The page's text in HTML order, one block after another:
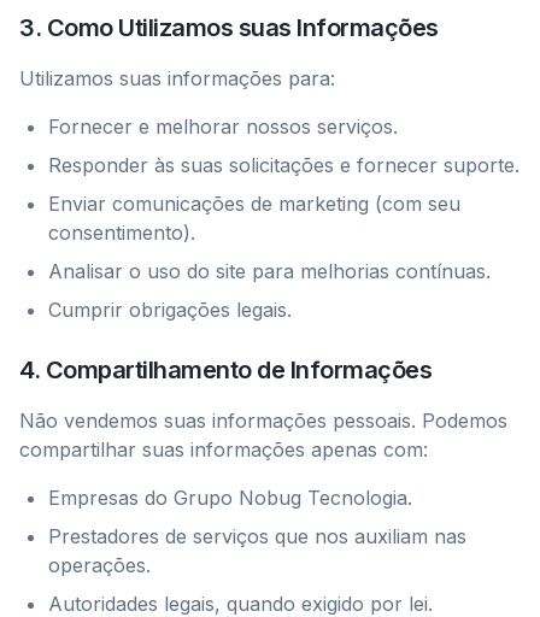
3. Como Utilizamos suas Informações
Utilizamos suas informações para:
Fornecer e melhorar nossos serviços.
Responder às suas solicitações e fornecer suporte.
Enviar comunicações de marketing (com seu
consentimento).
Analisar o uso do site para melhorias contínuas.
Cumprir obrigações legais.
4. Compartilhamento de Informações
Não vendemos suas informações pessoais. Podemos
compartilhar suas informações apenas com:
Empresas do Grupo Nobug Tecnologia.
Prestadores de serviços que nos auxiliam nas
operações.
Autoridades legais, quando exigido por lei.